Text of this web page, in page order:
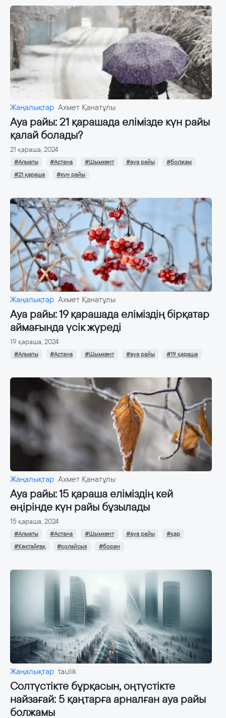
Жаңалықтар Ахмет Қанатұлы
Ауа райы: 21 қарашада елімізде күн райы
қалай болады?
21 қараша, 2024
#Алматы #Астана #Шымкент #ауа райы
#болжам
#21 қараша
#күн райы
Жаңалықтар Ахмет Қанатұлы
Ауа райы: 19 қарашада еліміздің бірқатар
аймағында үсік жүреді
19 қараша, 2024
#Алматы #Астана #Шымкент #ауа райы #19 қараша
Жаңалықтар Ахмет Қанатұлы
Ауа райы: 15 қараша еліміздің кей
өңірінде күн райы бұзылады
15 қараша, 2024
#Алматы #Астана #Шымкент #ауа райы
#қар
#Көктайғақ
#қолайсыз #боран
Жаңалықтар taulik
Солтүстікте бұрқасын, оңтүстікте
найзағай: 5 қаңтарға арналған ауа райы
болжамы